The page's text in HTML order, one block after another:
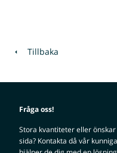
Tillbaka
Fråga oss!
Stora kvantiteter eller
sida? Kontakta då vår